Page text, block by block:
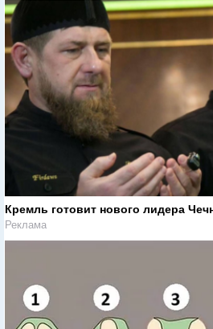
Кремль готовит нового лидера
Реклама